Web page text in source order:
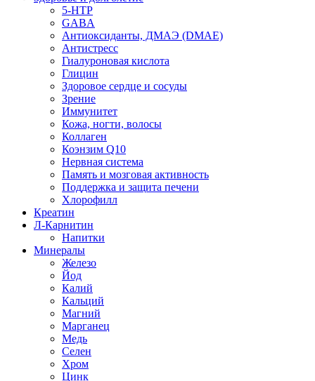
5-HTP
GABA
Антиоксиданты, ДМАЭ (DMAE)
Антистресс
Гиалуроновая кислота
Глицин
Здоровое сердце и сосуды
Зрение
Иммунитет
Кожа, ногти, волосы
Коллаген
Коэнзим Q10
Нервная система
Память и мозговая активность
Поддержка и защита печени
Хлорофилл
Креатин
Л-Карнитин
Напитки
Минералы
Железо
Йод
Калий
Кальций
Магний
Марганец
Медь
Селен
Хром
Цинк